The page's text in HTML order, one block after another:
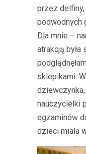
przez
podwodnych
Dla mnie –
atrakcją była
sklepikami.
nauczycielki
egzaminów
dzieci miała